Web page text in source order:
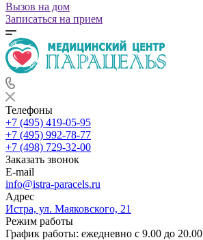
Вызов на дом
Записаться на прием
Телефоны
+7 (495) 419-05-95
+7 (495) 992-78-77
+7 (498) 729-32-00
Заказать звонок
E-mail
info@istra-paracels.ru
Адрес
Истра, ул. Маяковского, 21
Режим работы
График работы: ежедневно с 9.00 до 20.00